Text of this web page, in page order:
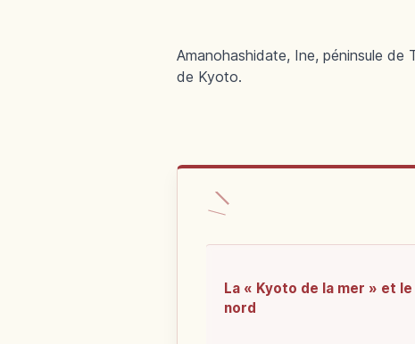
Amanohashidate, Ine, péninsule de
de Kyoto.
La « Kyoto de la mer » et le
nord